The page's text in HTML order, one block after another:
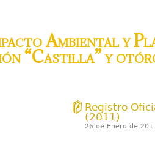
Ambiental y
“Castilla” y
Registro
(2011)
26 de Enero de